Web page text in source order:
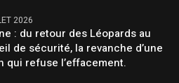
2026
: du retour des Léopards au
de sécurité, la revanche d’une
qui refuse l’effacement.